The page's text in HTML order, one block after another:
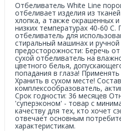
Отбеливатель White Line
отбеливает изделия из
хлопка, а также окрашенных
низких температурах 40-60
отбеливатель для
стиральный машинах и
предосторожности: Беречь
сухой отбеливатель на
цветного белья,
попадания в глаза!
Хранить в сухом месте!
комплексообразователь,
Срок годности: 36 месяцев
'суперэконом' - товар с
качеству для тех, кто хочет
отвечает основным
характеристикам.